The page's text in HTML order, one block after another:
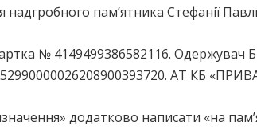
надгробного пам’ятника Стефанії
№ 4149499386582116.
АТ КБ
додатково написати «на